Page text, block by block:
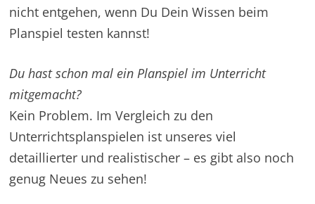
nicht entgehen, wenn Du Dein Wissen beim
Planspiel testen kannst!
Du hast schon mal ein Planspiel im Unterricht
mitgemacht?
Kein Problem. Im Vergleich zu den
Unterrichtsplanspielen ist unseres viel
detaillierter und realistischer – es gibt also noch
genug Neues zu sehen!